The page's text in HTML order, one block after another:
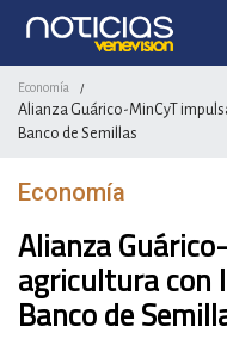
Economía /
Alianza Guárico-MinCyT
Banco de Semillas
Economía
Alianza
agricultura con
Banco de